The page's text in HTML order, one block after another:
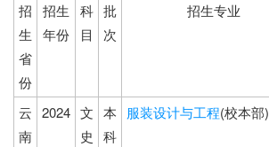
招
生
省
份
招生
年份
科
目
批
次
招生专业
云
南
2024 文
史
本
科
服装设计与工程(校本部)